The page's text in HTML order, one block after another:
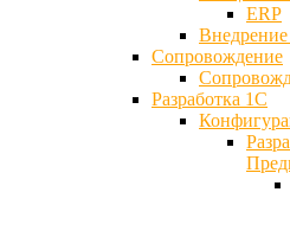
ERP
Cопровождение
Разработка 1C